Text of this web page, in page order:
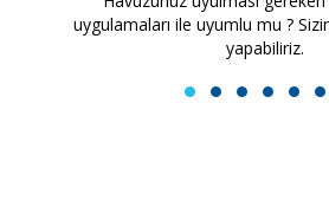
uygulamaları ile uyumlu mu ?
yapabiliriz.
1 2 3 4 5 6